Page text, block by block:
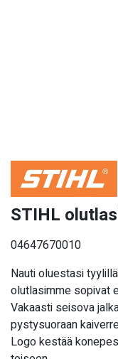
STIHL
04647670010
Nauti oluestasi
olutlasimme sopivat
Vakaasti seisova
pystysuoraan
Logo kestää